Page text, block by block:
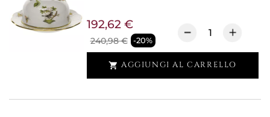
240,98 € -20%
192,62 €
 AGGIUNGI AL CARRELLO